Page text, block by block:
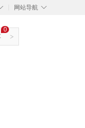
◇
网站导航
>
0